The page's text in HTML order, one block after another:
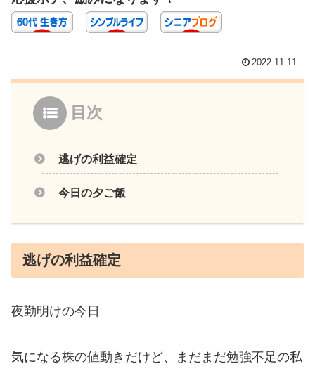
2022.11.11
目次
逃げの利益確定
今日の夕ご飯
逃げの利益確定
夜勤明けの今日
気になる株の値動きだけど、まだまだ勉強不足の私